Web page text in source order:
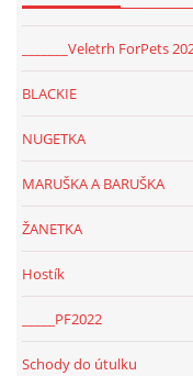
SLUŽBY
JAK NÁM POMOCI -
_______Veletrh ForPets
BLACKIE
NUGETKA
MARUŠKA A BARUŠKA
ŽANETKA
Hostík
_____PF2022
Schody do útulku